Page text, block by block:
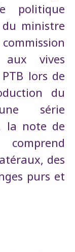
politique
ministre
aux vives
lors de
du
série
la note de
des
purs et